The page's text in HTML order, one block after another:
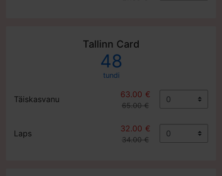
Tallinn Card
48
tundi
Täiskasvanu
63.00 €
65.00 €
Laps
32.00 €
34.00 €